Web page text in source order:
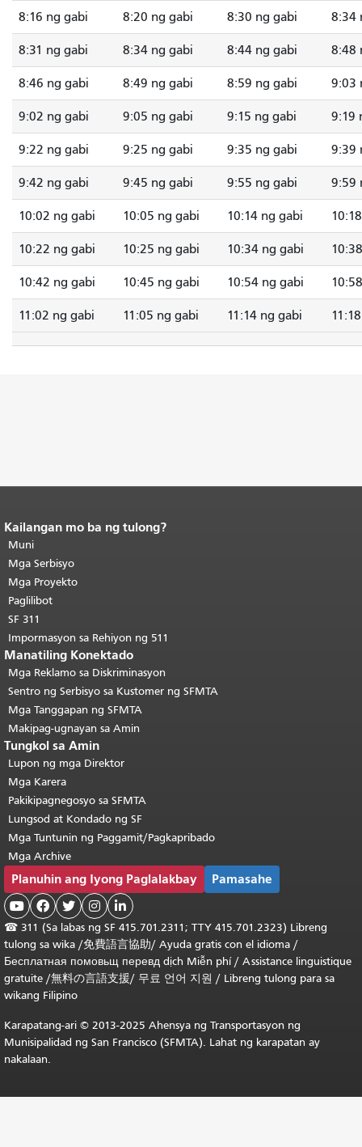
8:16 ng gabi 8:20 ng gabi 8:30 ng gabi 8:34
8:31 ng gabi 8:34 ng gabi 8:44 ng gabi 8:48
8:46 ng gabi 8:49 ng gabi 8:59 ng gabi 9:03
9:02 ng gabi 9:05 ng gabi 9:15 ng gabi 9:19
9:22 ng gabi 9:25 ng gabi 9:35 ng gabi 9:39
9:42 ng gabi 9:45 ng gabi 9:55 ng gabi 9:59
10:02 ng gabi 10:05 ng gabi 10:14 ng gabi
10:22 ng gabi 10:25 ng gabi 10:34 ng gabi
10:42 ng gabi 10:45 ng gabi 10:54 ng gabi
11:02 ng gabi 11:05 ng gabi 11:14 ng gabi
Katapusan ng nilalaman ng
pahina.
pahinang ito ay nauulit sa bawat
pahina.Bumalik sa itaas ng
pangunahing nilalaman
Kailangan mo ba ng tulong?
Muni
Mga Serbisyo
Mga Proyekto
Paglilibot
SF 311
Impormasyon sa Rehiyon ng 511
Manatiling Konektado
Mga Reklamo sa Diskriminasyon
Sentro ng Serbisyo sa Kustomer ng SFMTA
Mga Tanggapan ng SFMTA
Makipag-ugnayan sa Amin
Tungkol sa Amin
Lupon ng mga Direktor
Mga Karera
Pakikipagnegosyo sa SFMTA
Lungsod at Kondado ng SF
Mga Tuntunin ng Paggamit/Pagkapribado
Mga Archive
Planuhin ang Iyong Paglalakbay Pamasahe
    
☎ 311 (Sa labas ng SF 415.701.2311; TTY 415.701.2323) Libreng
tulong sa wika /免費語言協助/ Ayuda gratis con el idioma /
Бесплатная помовьщ перевд dịch Miễn phí/ Assistance linguistique
gratuite /無料の言語支援/ 무료 언어 지원 / Libreng tulong para sa
wikang Filipino
Karapatang-ari © 2013-2025 Ahensya ng Transportasyon ng
Munisipalidad ng San Francisco (SFMTA). Lahat ng karapatan ay
nakalaan.